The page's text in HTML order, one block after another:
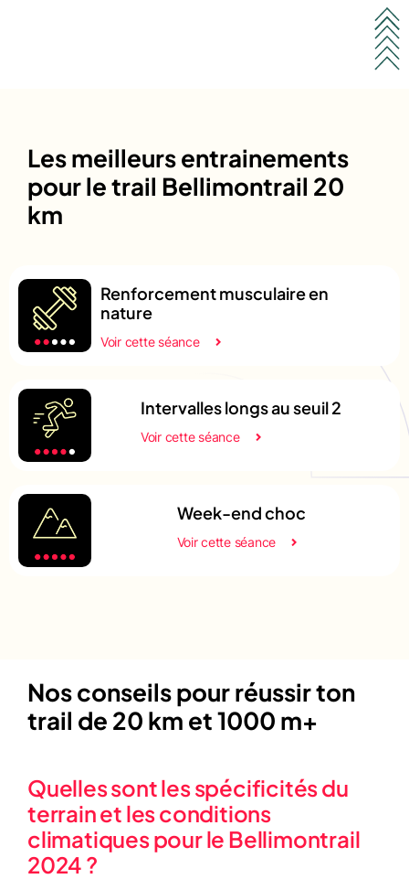
Les meilleurs entrainements
pour le trail Bellimontrail 20
km
Renforcement musculaire en
nature
Voir cette séance
Intervalles longs au seuil 2
Voir cette séance
Week-end choc
Voir cette séance
Nos conseils pour réussir ton
trail de 20 km et 1000 m+
Quelles sont les spécificités du
terrain et les conditions
climatiques pour le Bellimontrail
2024 ?